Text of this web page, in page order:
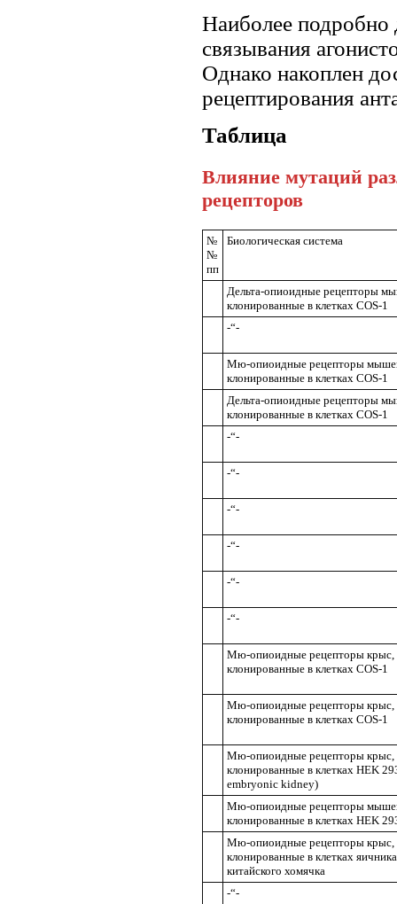
Наиболее подробно
связывания
Однако накоплен
рецептирования
Таблица
Влияние мутаций
рецепторов
№
№
пп
Биологическая система
Дельта-опиоидные рецепторы
клонированные в клетках COS-1
-“-
Мю-опиоидные рецепторы
клонированные в клетках COS-1
Дельта-опиоидные рецепторы
клонированные в клетках COS-1
-“-
-“-
-“-
-“-
-“-
-“-
Мю-опиоидные рецепторы крыс,
клонированные в клетках COS-1
Мю-опиоидные рецепторы крыс,
клонированные в клетках COS-1
Мю-опиоидные рецепторы крыс,
клонированные в клетках HEK
embryonic kidney)
Мю-опиоидные рецепторы
клонированные в клетках HEK
Мю-опиоидные рецепторы крыс,
клонированные в клетках яичника
китайского хомячка
-“-